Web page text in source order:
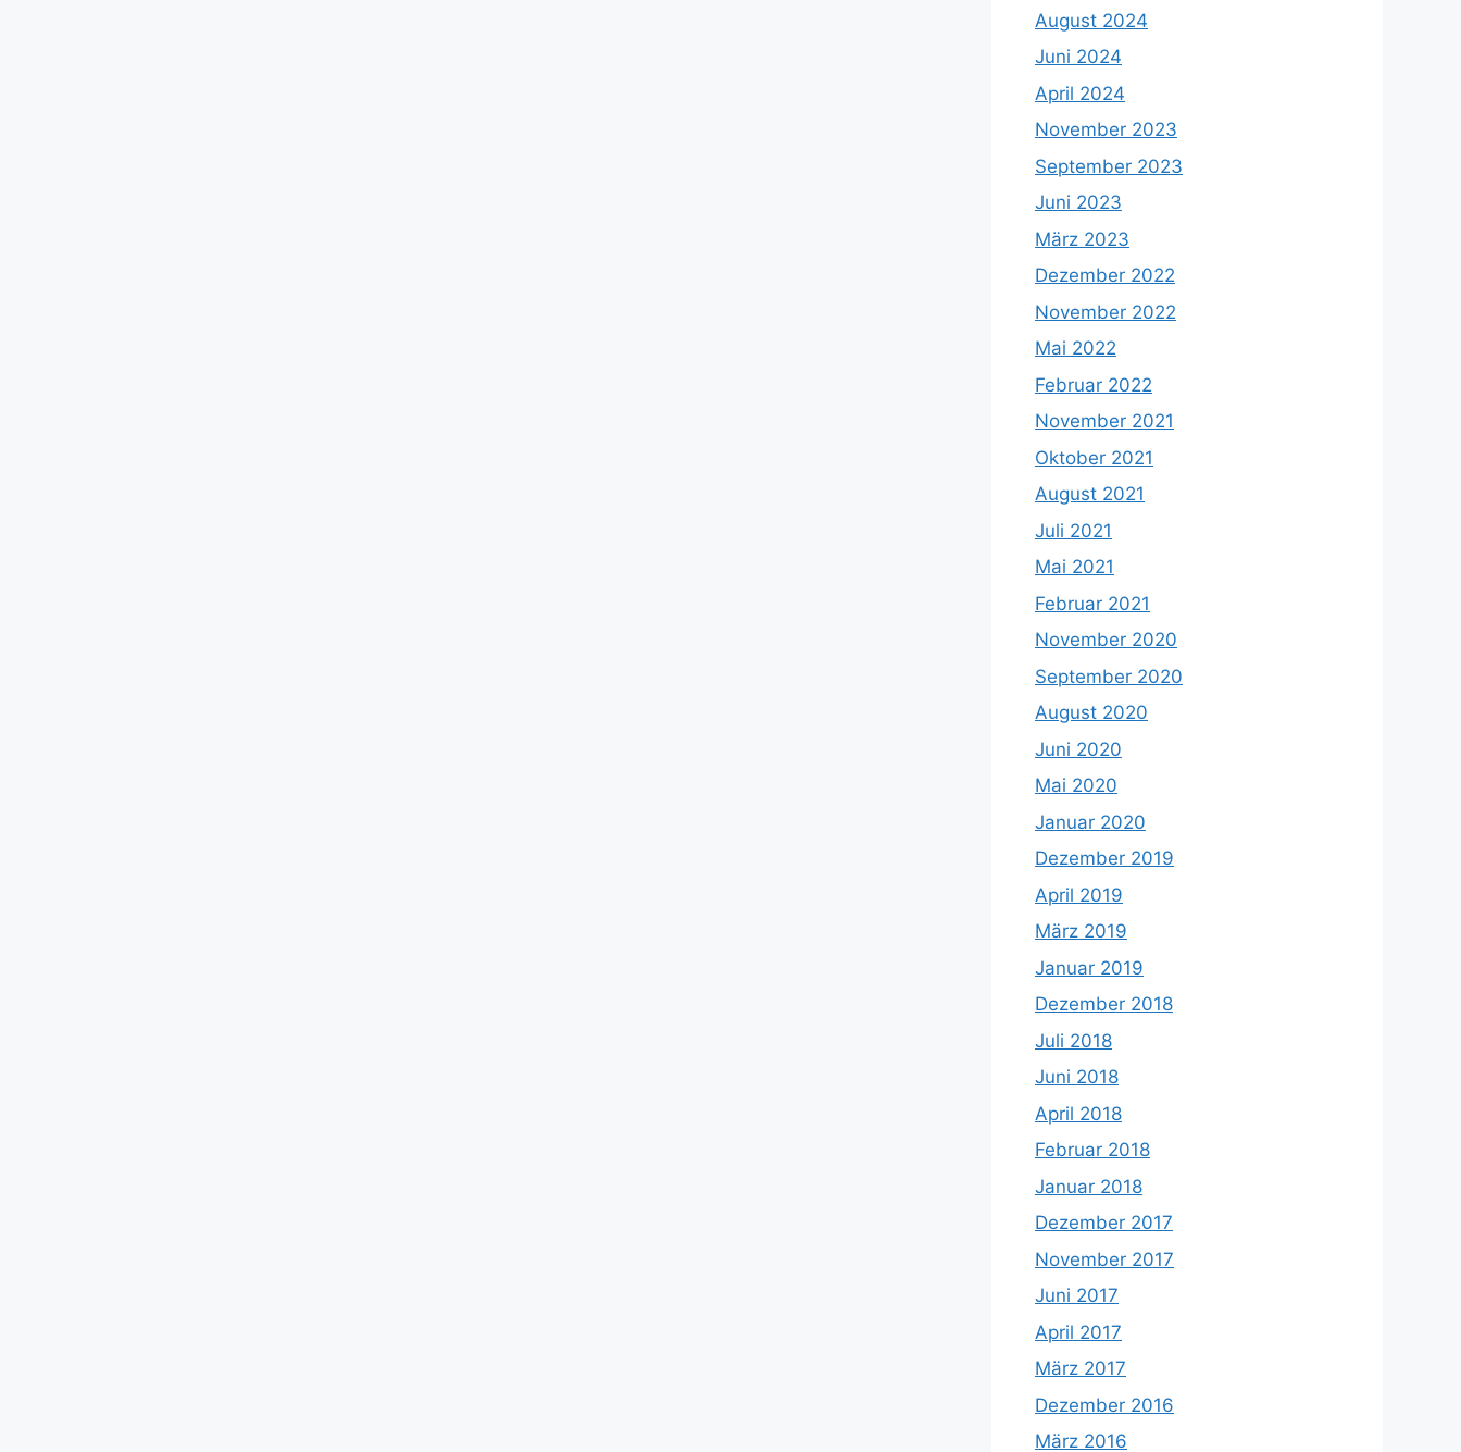
August 2024
Juni 2024
April 2024
November 2023
September 2023
Juni 2023
März 2023
Dezember 2022
November 2022
Mai 2022
Februar 2022
November 2021
Oktober 2021
August 2021
Juli 2021
Mai 2021
Februar 2021
November 2020
September 2020
August 2020
Juni 2020
Mai 2020
Januar 2020
Dezember 2019
April 2019
März 2019
Januar 2019
Dezember 2018
Juli 2018
Juni 2018
April 2018
Februar 2018
Januar 2018
Dezember 2017
November 2017
Juni 2017
April 2017
März 2017
Dezember 2016
März 2016